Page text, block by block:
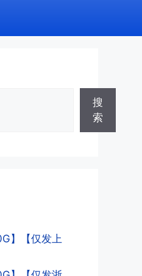
搜
索
】【仅发上